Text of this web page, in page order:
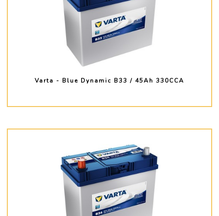
Varta - Blue Dynamic B33 / 45Ah 330CCA